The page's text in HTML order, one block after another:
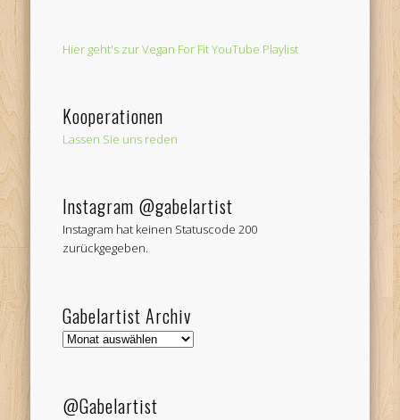
Hier geht's zur Vegan For Fit YouTube Playlist
Kooperationen
Lassen Sie uns reden
Instagram @gabelartist
Instagram hat keinen Statuscode 200
zurückgegeben.
Gabelartist Archiv
Gabelartist
@Gabelartist